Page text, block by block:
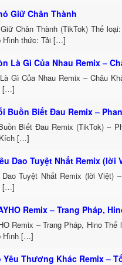
Giữ Chân Thành
Chân Thành (TikTok) Thể
Hình thức: Tải […]
Là Gì Của Nhau Remix –
Gì Của Nhau Remix – Châu
[…]
Buồn Biết Đau Remix –
Biết Đau Remix (TikTok) –
[…]
Dao Tuyệt Nhất Remix (lời
Dao Tuyệt Nhất Remix (lời Việt)
[…]
Remix – Trang Pháp,
Remix – Trang Pháp, Hino
Hình […]
Thương Khác Remix –